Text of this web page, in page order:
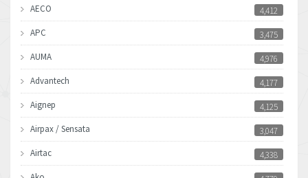
AECO
4,412
APC
3,475
AUMA
4,976
Advantech
4,177
Aignep
4,125
Airpax / Sensata
3,047
Airtac
4,338